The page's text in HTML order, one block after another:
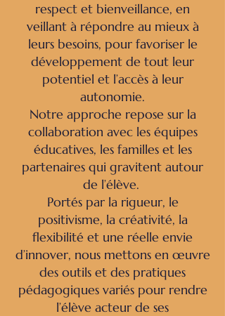
respect et bienveillance, en
veillant à répondre au mieux à
leurs besoins, pour favoriser le
développement de tout leur
potentiel et l’accès à leur
autonomie.
Notre approche repose sur la
collaboration avec les équipes
éducatives, les familles et les
partenaires qui gravitent autour
de l’élève.
Portés par la rigueur, le
positivisme, la créativité, la
flexibilité et une réelle envie
d’innover, nous mettons en œuvre
des outils et des pratiques
pédagogiques variés pour rendre
l’élève acteur de ses